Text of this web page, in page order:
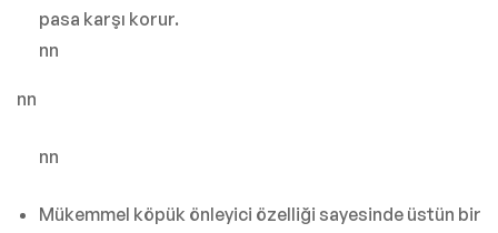
pasa karşı korur.
nn
nn
nn
Mükemmel köpük önleyici özelliği sayesinde üstün bir